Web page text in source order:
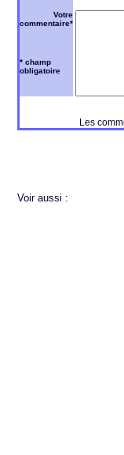
Votre
commentaire*
* champ
obligatoire
Les
Voir aussi :